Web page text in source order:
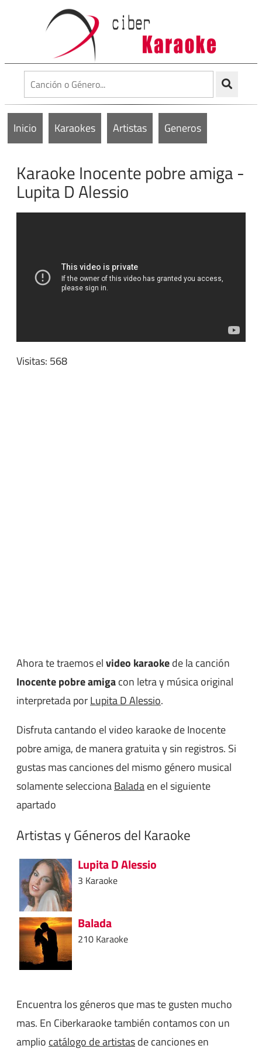
Inicio Karaokes Artistas Generos
Karaoke Inocente pobre amiga -
Lupita D Alessio
Visitas: 568
Ahora te traemos elvideo karaokede la canción
Inocente pobre amigacon letra y música original
interpretada porLupita D Alessio.
Disfruta cantando el video karaoke de Inocente
pobre amiga, de manera gratuita y sin registros. Si
gustas mas canciones del mismo género musical
solamente seleccionaBaladaen el siguiente
apartado
Artistas y Géneros del Karaoke
Lupita D Alessio
3 Karaoke
Balada
210 Karaoke
Encuentra los géneros que mas te gusten mucho
mas. En Ciberkaraoke también contamos con un
amplio catálogo de artistasde canciones en